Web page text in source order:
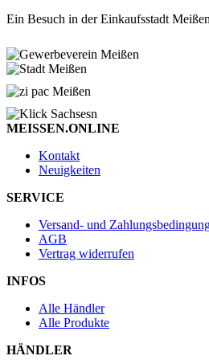
Ein Besuch in der Einkaufsstadt
MEISSEN.ONLINE
Kontakt
Neuigkeiten
SERVICE
Versand- und
AGB
Vertrag widerrufen
INFOS
Alle Händler
Alle Produkte
HÄNDLER